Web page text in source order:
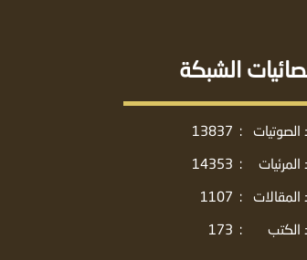
الشبكة
الصوتيات :
13837
المرئيات
:
14353
المقالات
:
1107
الكتب
:
173